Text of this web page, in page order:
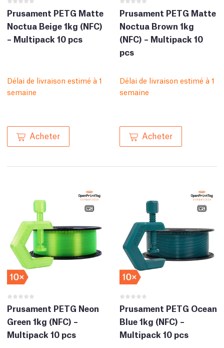
Prusament PETG Matte
Noctua Beige 1kg (NFC)
– Multipack 10 pcs
Délai de livraison estimé à 1
semaine
Acheter
Prusament PETG Matte
Noctua Brown 1kg
(NFC) – Multipack 10
pcs
Délai de livraison estimé à 1
semaine
Acheter
Prusament PETG Neon
Green 1kg (NFC) –
Multipack 10 pcs
Prusament PETG Ocean
Blue 1kg (NFC) –
Multipack 10 pcs